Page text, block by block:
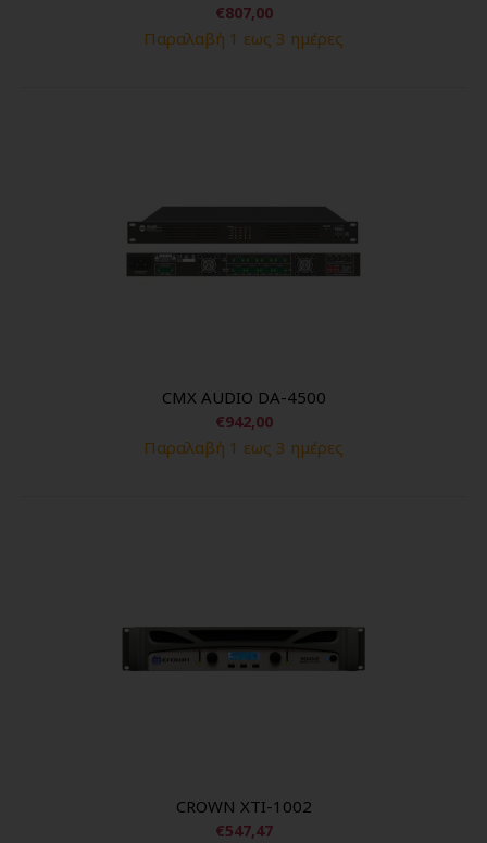
€807,00
Παραλαβή 1 εως 3 ημέρες
CMX AUDIO DA-4500
€942,00
Παραλαβή 1 εως 3 ημέρες
CROWN XTI-1002
€547,47